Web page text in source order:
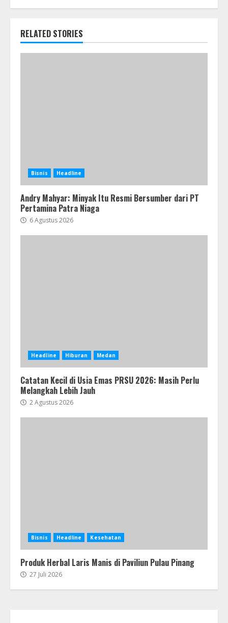
RELATED STORIES
Bisnis Headline
Andry Mahyar: Minyak Itu Resmi Bersumber dari PT
Pertamina Patra Niaga
6 Agustus 2026
Headline Hiburan Medan
Catatan Kecil di Usia Emas PRSU 2026: Masih Perlu
Melangkah Lebih Jauh
2 Agustus 2026
Bisnis Headline Kesehatan
Produk Herbal Laris Manis di Paviliun Pulau Pinang
27 Juli 2026